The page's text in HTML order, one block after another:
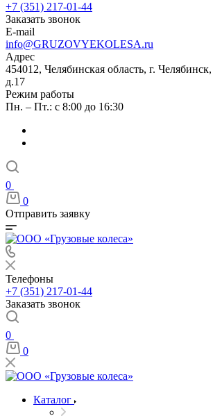
+7 (351) 217-01-44
Заказать звонок
E-mail
info@GRUZOVYEKOLESA.ru
Адрес
454012, Челябинская область, г.
д.17
Режим работы
Пн. – Пт.: с 8:00 до 16:30
0
0
Отправить заявку
Телефоны
+7 (351) 217-01-44
Заказать звонок
0
0
Каталог